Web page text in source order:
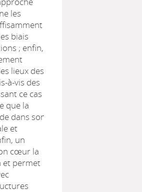
les
biais
; enfin,
lieux des
à-vis des
ce cas
que la
dans son
et
un
cœur la
et permet